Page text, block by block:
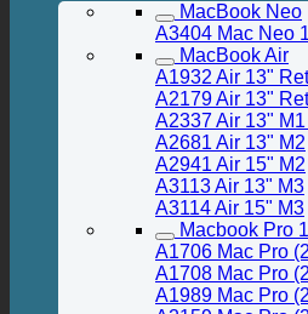
MacBook Neo
A3404 Mac Neo
MacBook Air
A1932 Air 13"
A2179 Air 13"
A2337 Air 13" M1
A2681 Air 13" M2
A2941 Air 15" M2
A3113 Air 13" M3
A3114 Air 15" M3
Macbook Pro
A1706 Mac Pro
A1708 Mac Pro
A1989 Mac Pro